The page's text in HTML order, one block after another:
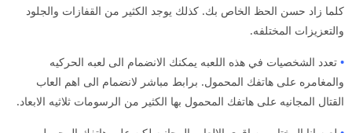
كلما زاد حسن الحظ الخاص بك. كذلك يوجد الكثير من القفازات والجلود
والتعزيزات المختلفه.
• تعدد الشخصيات في هذه اللعبه يمكنك الانضمام الى لعبه الحركيه
والمغامره على هاتفك المحمول. برابط مباشر لانضمام الى اهم العاب
القتال المجانيه على هاتفك المحمول بها الكثير من الرسومات ثلاثيه الابعاد.